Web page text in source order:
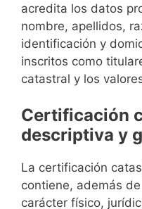
acredita los datos
nombre, apellidos,
identificación y
inscritos como
catastral y los
Certificación
descriptiva y
La certificación
contiene, además
carácter físico,